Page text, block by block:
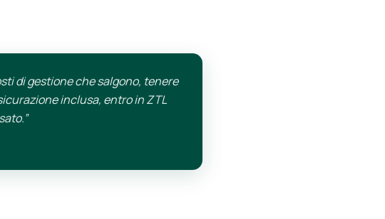
di gestione che salgono, tenere
inclusa, entro in ZTL